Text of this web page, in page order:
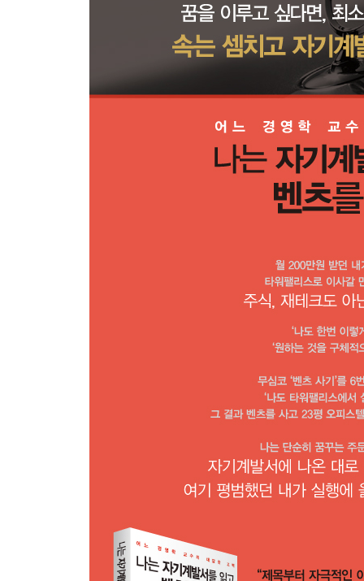
자기계발서는 얄팍한 마케팅의 산물이다?
4장 자기계발서, 어떻게 읽을 것인가
자기계발서는 100년의 역사를 가진 베스트셀러다
계속 읽어라, 어느 순간 바뀐 인생을 만날 것이다
자기계발서는 모든 꿈을 다 이뤄주는가?
자기계발서와 행복의 상관관계
자기계발서 읽는 법 1_어떤 책을 읽을 것인가
자기계발서 읽는 법 2_ 몇 권을, 얼마나 읽어야 하
자기계발서 읽는 법 3_정독인가, 속독인가
에필로그 꿈을 적은 이후부터 벤츠를 살 때까지의
부록 교수가 사랑한 자기계발서 10